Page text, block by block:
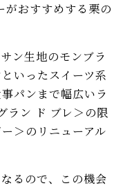
がおすすめする栗の
ン生地のモンブラ
いったスイーツ系
パンまで幅広いラ
ラン ド ブレ＞の限
＞のリニューアル
るので、この機会